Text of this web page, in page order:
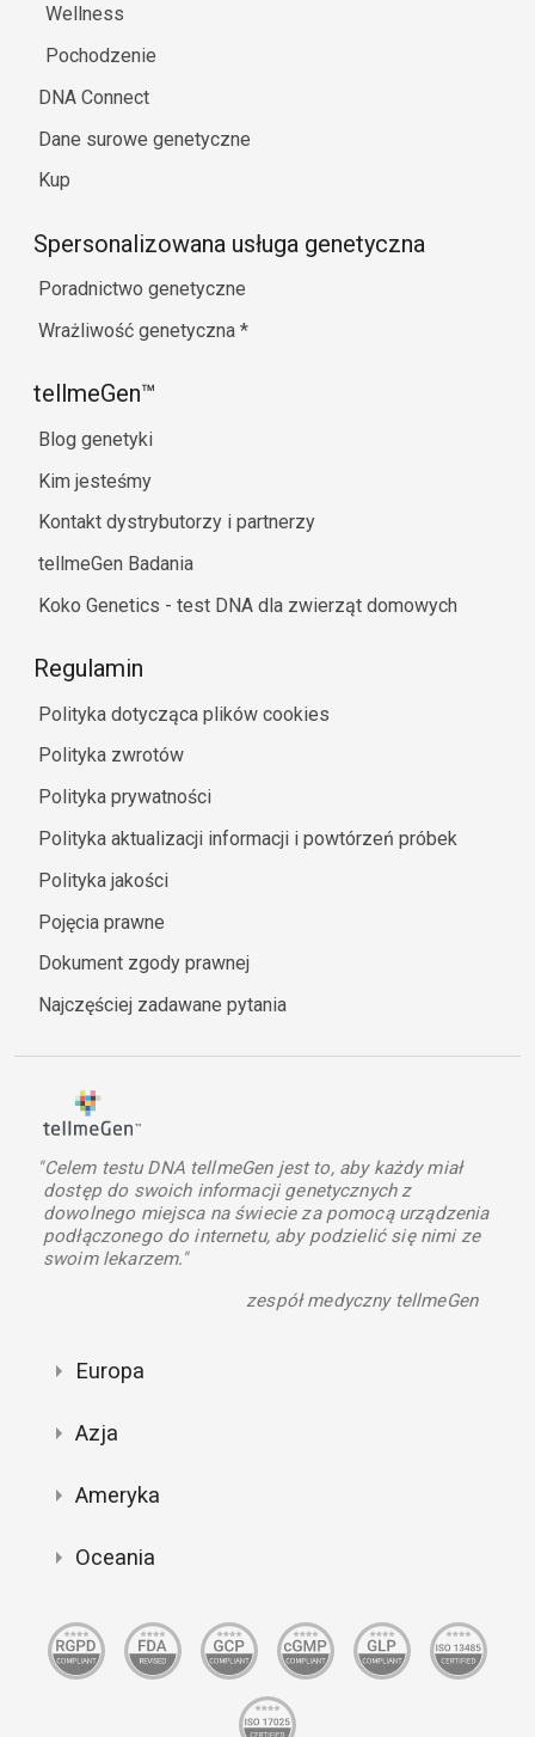
Wellness
Pochodzenie
DNA Connect
Dane surowe genetyczne
Kup
Spersonalizowana usługa genetyczna
Poradnictwo genetyczne
Wrażliwość genetyczna *
tellmeGen™
Blog genetyki
Kim jesteśmy
Kontakt dystrybutorzy i partnerzy
tellmeGen Badania
Koko Genetics - test DNA dla zwierząt domowych
Regulamin
Polityka dotycząca plików cookies
Polityka zwrotów
Polityka prywatności
Polityka aktualizacji informacji i powtórzeń próbek
Polityka jakości
Pojęcia prawne
Dokument zgody prawnej
Najczęściej zadawane pytania
"Celem testu DNA tellmeGen jest to, aby każdy miał
dostęp do swoich informacji genetycznych z
dowolnego miejsca na świecie za pomocą urządzenia
podłączonego do internetu, aby podzielić się nimi ze
swoim lekarzem."
zespół medyczny tellmeGen
Europa
Azja
Ameryka
Oceania